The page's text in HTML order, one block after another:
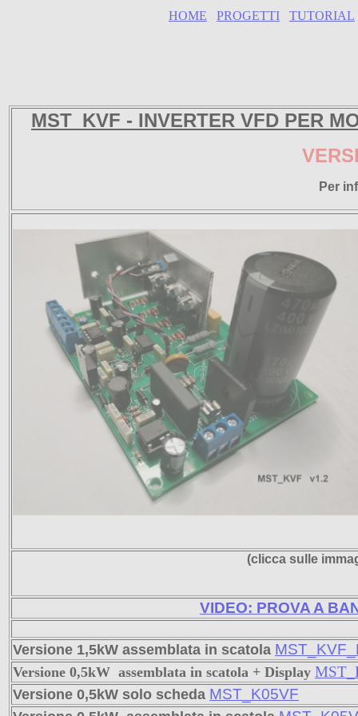
HOME PROGETTI TUTORIAL
MST_KVF - INVERTER VFD PER
Per
(clicca sulle
VIDEO: PROVA A
Versione 1,5kW assemblata in scatola
Versione 0,5kW assemblata in scatola + Display
Versione 0,5kW solo scheda MST_K05VF